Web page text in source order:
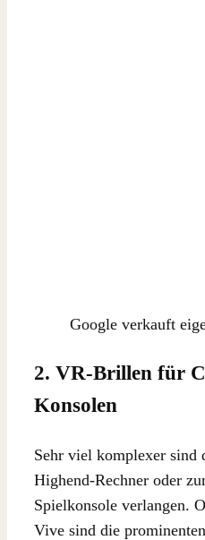
Google verkauft
2. VR-Brillen für
Konsolen
Sehr viel komplexer
Highend-Rechner oder
Spielkonsole verlangen.
Vive sind die